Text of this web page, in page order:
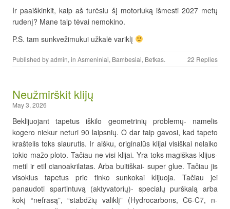
Ir paaiškinkit, kaip aš turėsiu šį motoriuką išmesti 2027 metų
rudenį? Mane taip tėvai nemokino.
P.S. tam sunkvežimukui užkalė variklį
Published byadmin, in Asmeniniai, Bambesiai, Betkas. 22 Replies
Neužmirškit klijų
May 3, 2026
Beklijuojant tapetus iškilo geometrinių problemų- namelis
kogero niekur neturi 90 laipsnių. O dar taip gavosi, kad tapeto
kraštelis toks siaurutis. Ir aišku, originalūs klijai visiškai nelaiko
tokio mažo ploto. Tačiau ne visi klijai. Yra toks magiškas klijus-
metil ir etil cianoakrilatas. Arba buitiškai- super glue. Tačiau jis
visokius tapetus prie tinko sunkokai klijuoja. Tačiau jei
panaudoti spartintuvą (aktyvatorių)- specialų purškalą arba
kokį “nefrasą”, “stabdžių valiklį” (Hydrocarbons, C6-C7, n-